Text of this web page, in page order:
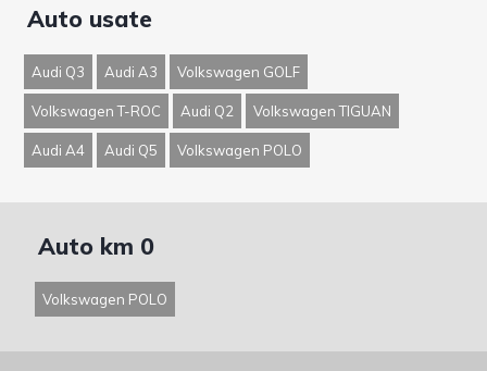
Auto usate
Audi Q3 Audi A3 Volkswagen GOLF
Volkswagen T-ROC Audi Q2 Volkswagen TIGUAN
Audi A4 Audi Q5 Volkswagen POLO
Auto km 0
Volkswagen POLO